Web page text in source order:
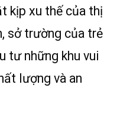
kịp xu thế của thị
sở trường của trẻ
tư những khu vui
lượng và an